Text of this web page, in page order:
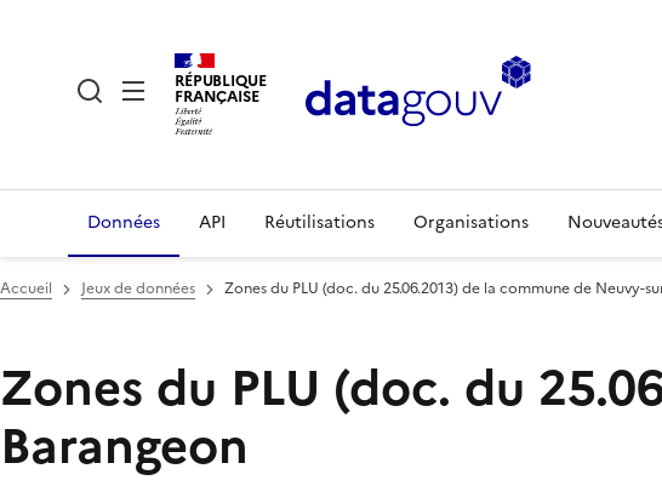
RÉPUBLIQUE
FRANÇAISE
Données API Réutilisations Organisations
Accueil Jeux de données Zones du PLU (doc. du 25.06.2013) de la commune de Neuvy-
Zones du PLU (doc. du
Barangeon